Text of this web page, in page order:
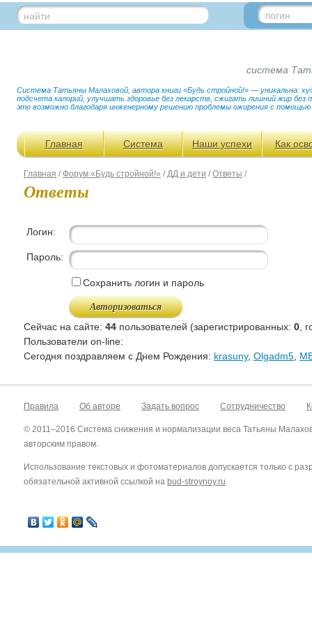
найти логин
система
Система Татьяны Малаховой, автора книги «Будь стройной!» — уникальна:
подсчета калорий, улучшать здоровье без лекарств, сжигать лишний жир
это возможно благодаря инженерному решению проблемы ожирения с
Главная Система Наши успехи Как
Главная /Форум «Будь стройной!» /ДД и дети /Ответы /
Ответы
Логин:
Пароль:
Сохранить логин и пароль
Сейчас на сайте: 44 пользователей (зарегистрированных: 0 ,
Пользователи on-line:
Cегодня поздравляем с Днем Рождения: krasuny, Olgadm5
Правила Об авторе Задать вопрос Сотрудничество
© 2011–2016 Система снижения и нормализации веса Татьяны
авторским правом.
Использование текстовых и фотоматериалов допускается только с
обязательной активной ссылкой на bud-stroynoy.ru